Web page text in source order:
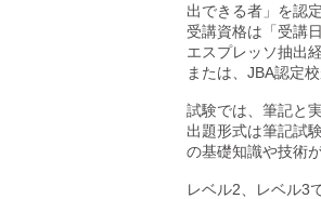
出できる者」を認
受講資格は「受講
エスプレッソ抽出
または、JBA認定
試験では、筆記と
出題形式は筆記試
の基礎知識や技術
レベル2、レベル3